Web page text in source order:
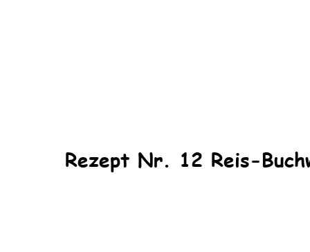
Rezept Nr. 12 Reis-